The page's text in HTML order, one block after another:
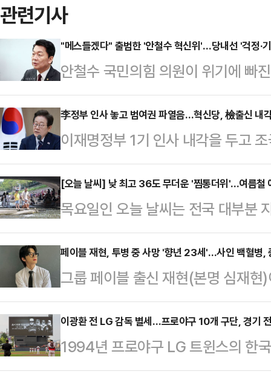
관련기사
"메스들겠다" 출범한 '안철수 혁신위'…당내선 '걱정·
안철수 국민의힘 의원이 위기에 빠
잡게 됐다. 당내에선 안 의원이 차
만큼, 강단 있는 모습으로 당의 새
감을 내놓고 있다. 이와 함께 일각
주도권을 잡고 있는 상황에서 안 의
렷하고, 차기 당권을 잡게 될 새 지
있는 만큼 실효 있는 성과를 내기가
언석 국민의힘 …
李정부 인사 놓고 범여권 파열음…혁신당, 檢출신 내
이재명정부 1기 인사 내각을 두고
체'를 사명으로 내걸고 선명성을 강
찰개혁의 핵심 역할을 수행할 민정
을 기용하면서다.나아가 이 대통령
을 맡았던 인물들을 대거 검찰 고위
하냐"는 반발까지 잇따르면서 우당
빚어지는 형국이다.혁신당은 2일
출신의 봉욱 전 김앤장법률사무소…
[오늘 날씨] 낮 최고 36도 무더운 '찜통더위'...여름철
목요일인 오늘 날씨는 전국 대부분
체감온도가 33도 이상으로 올라 무
"전국이 구름 많다가 오후부터 차
체감온도가 33도 이상 올라 매우
야가 나타나는 곳이 있겠다"고 예
기온은 30~36도로 예보됐다.주요
24도, 수원 24도, 춘천 26도, 강
페이블 재현, 투병 중 사망 '향년 23세'…사인 백혈병,
그룹 페이블 출신 재현(본명 심재
움을 자아내고 있다. 향년 23세.2
병 투병 끝에 사망했다고 보도했다.
가 악화돼 끝내 숨을 거둔 것으로
자신의 SNS를 통해 "너(재현)의 마
이광환 전 LG 감독 별세…프로야구 10개 구단, 경기
1994년 프로야구 LG 트윈스의 한
문이 2일 별세했다.지병인 폐 질환